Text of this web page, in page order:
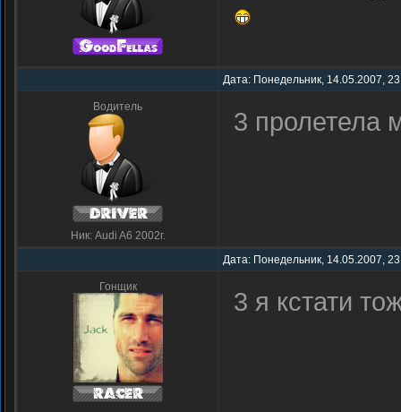
Дата: Понедельник, 14.05.2007,
Водитель
Ник: Audi A6 2002г.
3 пролетела
Дата: Понедельник, 14.05.2007,
Гонщик 3 я кстати